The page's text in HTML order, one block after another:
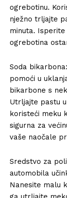
ogrebotinu.
nježno trljajte
minuta.
ogrebotina
Soda
pomoći u
bikarbone s
Utrljajte pastu
koristeći meku
sigurna za
vaše naočale
Sredstvo za
automobila
Nanesite malu